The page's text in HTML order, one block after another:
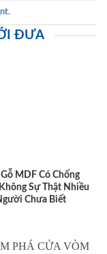
.
ĐƯA
MDF Có Chống
Sự Thật Nhiều
Chưa Biết